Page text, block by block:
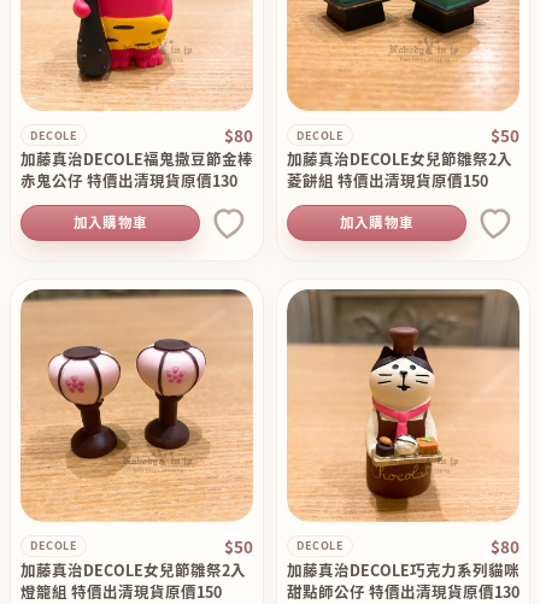
DECOLE $80
加藤真治DECOLE福鬼撒豆節金棒
赤鬼公仔 特價出清現貨原價130
加入購物車
DECOLE $50
加藤真治DECOLE女兒節雛祭2入
菱餅組 特價出清現貨原價150
加入購物車
DECOLE $50
加藤真治DECOLE女兒節雛祭2入
燈籠組 特價出清現貨原價150
DECOLE $80
加藤真治DECOLE巧克力系列貓咪
甜點師公仔 特價出清現貨原價130